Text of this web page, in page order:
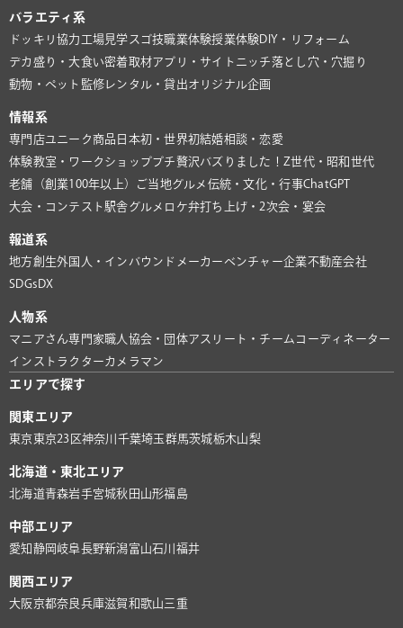
バラエティ系
ドッキリ協力 工場見学 スゴ技職業体験授業体験DIY・リフォーム
デカ盛り・大食い密着取材アプリ・サイト ニッチ落とし穴・穴掘り
動物・ペット 監修レンタル・貸出オリジナル企画
情報系
専門店ユニーク商品 日本初・世界初結婚相談・恋愛
体験教室・ワークショッププチ贅沢 バズりました！ Z世代・昭和世代
老舗（創業100年以上）
ご当地グルメ 伝統・文化・行事ChatGPT
大会・コンテスト 駅舎グルメ ロケ弁打ち上げ・2次会・宴会
報道系
地方創生外国人・インバウンド メーカー ベンチャー企業不動産会社
SDGsDX
人物系
マニアさん専門家職人 協会・団体アスリート・チーム コーディネーター
インストラクターカメラマン
エリアで探す
関東エリア
東京東京23区神奈川 千葉埼玉群馬茨城栃木山梨
北海道・東北エリア
北海道青森岩手宮城秋田 山形福島
中部エリア
愛知 静岡 岐阜長野新潟富山石川 福井
関西エリア
大阪京都奈良兵庫滋賀和歌山三重